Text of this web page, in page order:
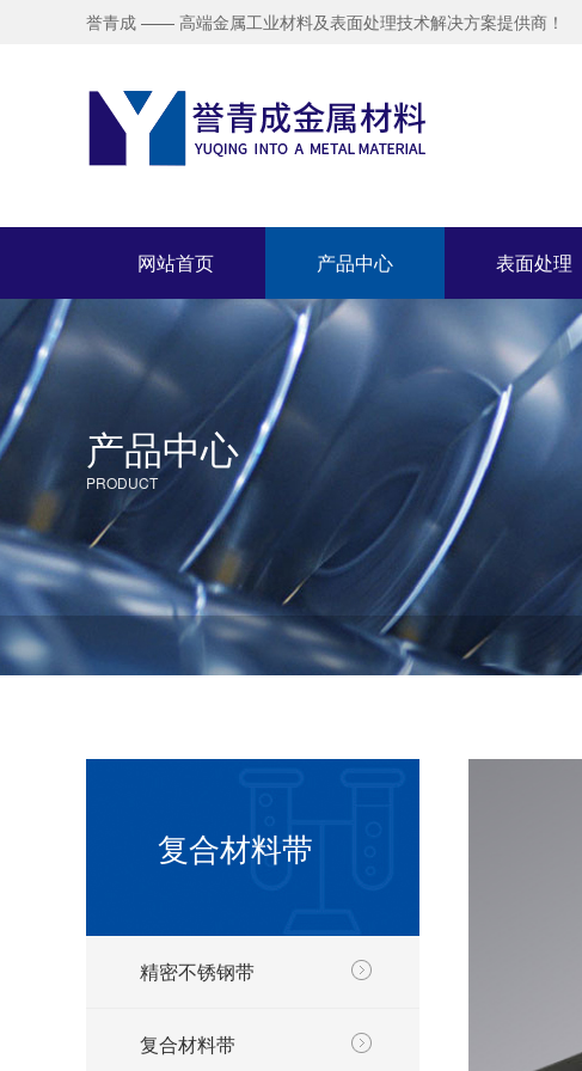
誉青成 —— 高端金属工业材料及表面处理技术解决方案提供商！
网站首页 产品中心 表面处理
产品中心
PRODUCT
复合材料带
精密不锈钢带
复合材料带